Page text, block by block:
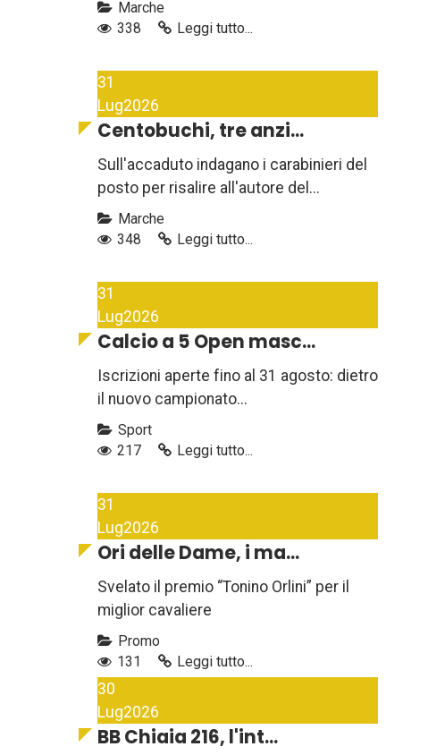
Marche
338
Leggi tutto...
31
Lug2026
Centobuchi, tre anzi...
Sull'accaduto indagano i carabinieri del
posto per risalire all'autore del...
Marche
348
Leggi tutto...
31
Lug2026
Calcio a 5 Open masc...
Iscrizioni aperte fino al 31 agosto: dietro
il nuovo campionato...
Sport
217
Leggi tutto...
31
Lug2026
Ori delle Dame, i ma...
Svelato il premio “Tonino Orlini” per il
miglior cavaliere
Promo
131
Leggi tutto...
30
Lug2026
BB Chiaia 216, l'int...